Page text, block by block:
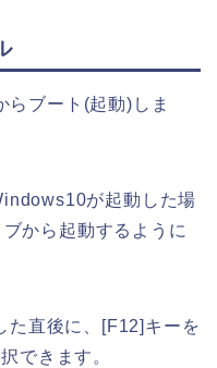
ブート(起動)しま
が起動した場
から起動するように
た直後に、[F12]キーを
できます。